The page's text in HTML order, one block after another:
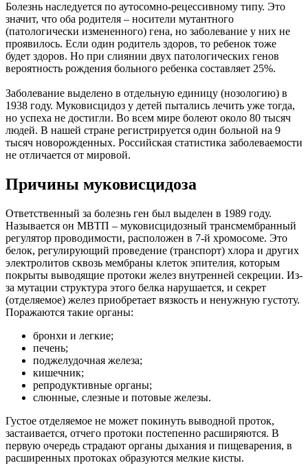
Болезнь наследуется по аутосомно-рецессивному типу. Это
значит, что оба родителя – носители мутантного
(патологически измененного) гена, но заболевание у них не
проявилось. Если один родитель здоров, то ребенок тоже
будет здоров. Но при слиянии двух патологических генов
вероятность рождения больного ребенка составляет 25%.
Заболевание выделено в отдельную единицу (нозологию) в
1938 году. Муковисцидоз у детей пытались лечить уже тогда,
но успеха не достигли. Во всем мире болеют около 80 тысяч
людей. В нашей стране регистрируется один больной на 9
тысяч новорожденных. Российская статистика заболеваемости
не отличается от мировой.
Причины муковисцидоза
Ответственный за болезнь ген был выделен в 1989 году.
Называется он МВТП – муковисцидозный трансмембранный
регулятор проводимости, расположен в 7-й хромосоме. Это
белок, регулирующий проведение (транспорт) хлора и других
электролитов сквозь мембраны клеток эпителия, которым
покрыты выводящие протоки желез внутренней секреции. Из-
за мутации структура этого белка нарушается, и секрет
(отделяемое) желез приобретает вязкость и ненужную густоту.
Поражаются такие органы:
бронхи и легкие;
печень;
поджелудочная железа;
кишечник;
репродуктивные органы;
слюнные, слезные и потовые железы.
Густое отделяемое не может покинуть выводной проток,
застаивается, отчего протоки постепенно расширяются. В
первую очередь страдают органы дыхания и пищеварения, в
расширенных протоках образуются мелкие кисты.